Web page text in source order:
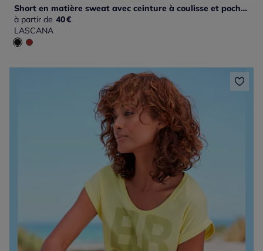
Short en matière sweat avec ceinture à coulisse et poches latérales
à partir de 40€
LASCANA